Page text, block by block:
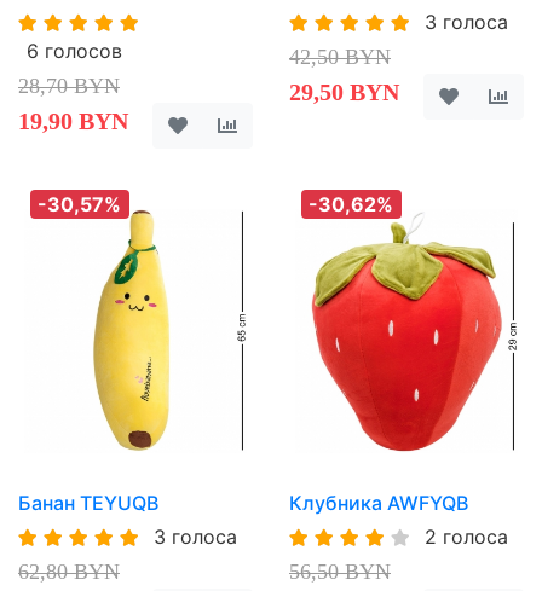
6 голосов
28,70 BYN
19,90 BYN
3 голоса
42,50 BYN
29,50 BYN
-30,57%
Банан TEYUQB
3 голоса
62,80 BYN
-30,62%
Клубника AWFYQB
2 голоса
56,50 BYN